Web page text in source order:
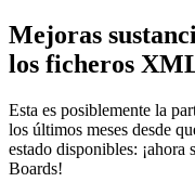
Mejoras
los ficheros
Esta es posiblemente la
los últimos meses desde
estado disponibles: ¡ahora
Boards!